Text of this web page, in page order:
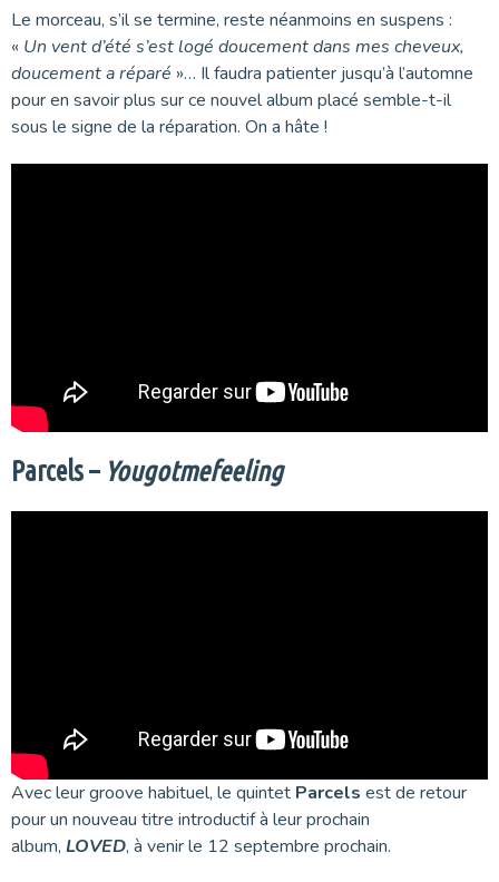
Le morceau, s’il se termine, reste néanmoins en suspens :
« Un vent d’été s’est logé doucement dans mes cheveux,
doucement a réparé »… Il faudra patienter jusqu’à l’automne
pour en savoir plus sur ce nouvel album placé semble-t-il
sous le signe de la réparation. On a hâte !
Parcels – Yougotmefeeling
Avec leur groove habituel, le quintet Parcels est de retour
pour un nouveau titre introductif à leur prochain
album, LOVED, à venir le 12 septembre prochain.